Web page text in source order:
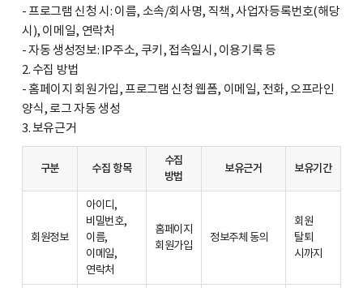
- 프로그램 신청 시: 이름, 소속/회사명, 직책, 사업자등록번호(해당
시), 이메일, 연락처
- 자동 생성정보: IP주소, 쿠키, 접속일시, 이용기록 등
2. 수집 방법
- 홈페이지 회원가입, 프로그램 신청 웹폼, 이메일, 전화, 오프라인
양식, 로그 자동 생성
3. 보유근거
구분 수집 항목
수집
방법
보유근거 보유기간
회원정보
아이디,
비밀번호,
이름,
이메일,
연락처
홈페이지
회원가입
정보주체 동의
회원
탈퇴
시까지